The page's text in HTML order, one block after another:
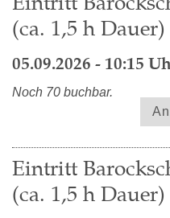
(ca. 1,5 h Dauer)
05.09.2026 - 10:15
Noch 70 buchbar.
Eintritt
(ca. 1,5 h Dauer)